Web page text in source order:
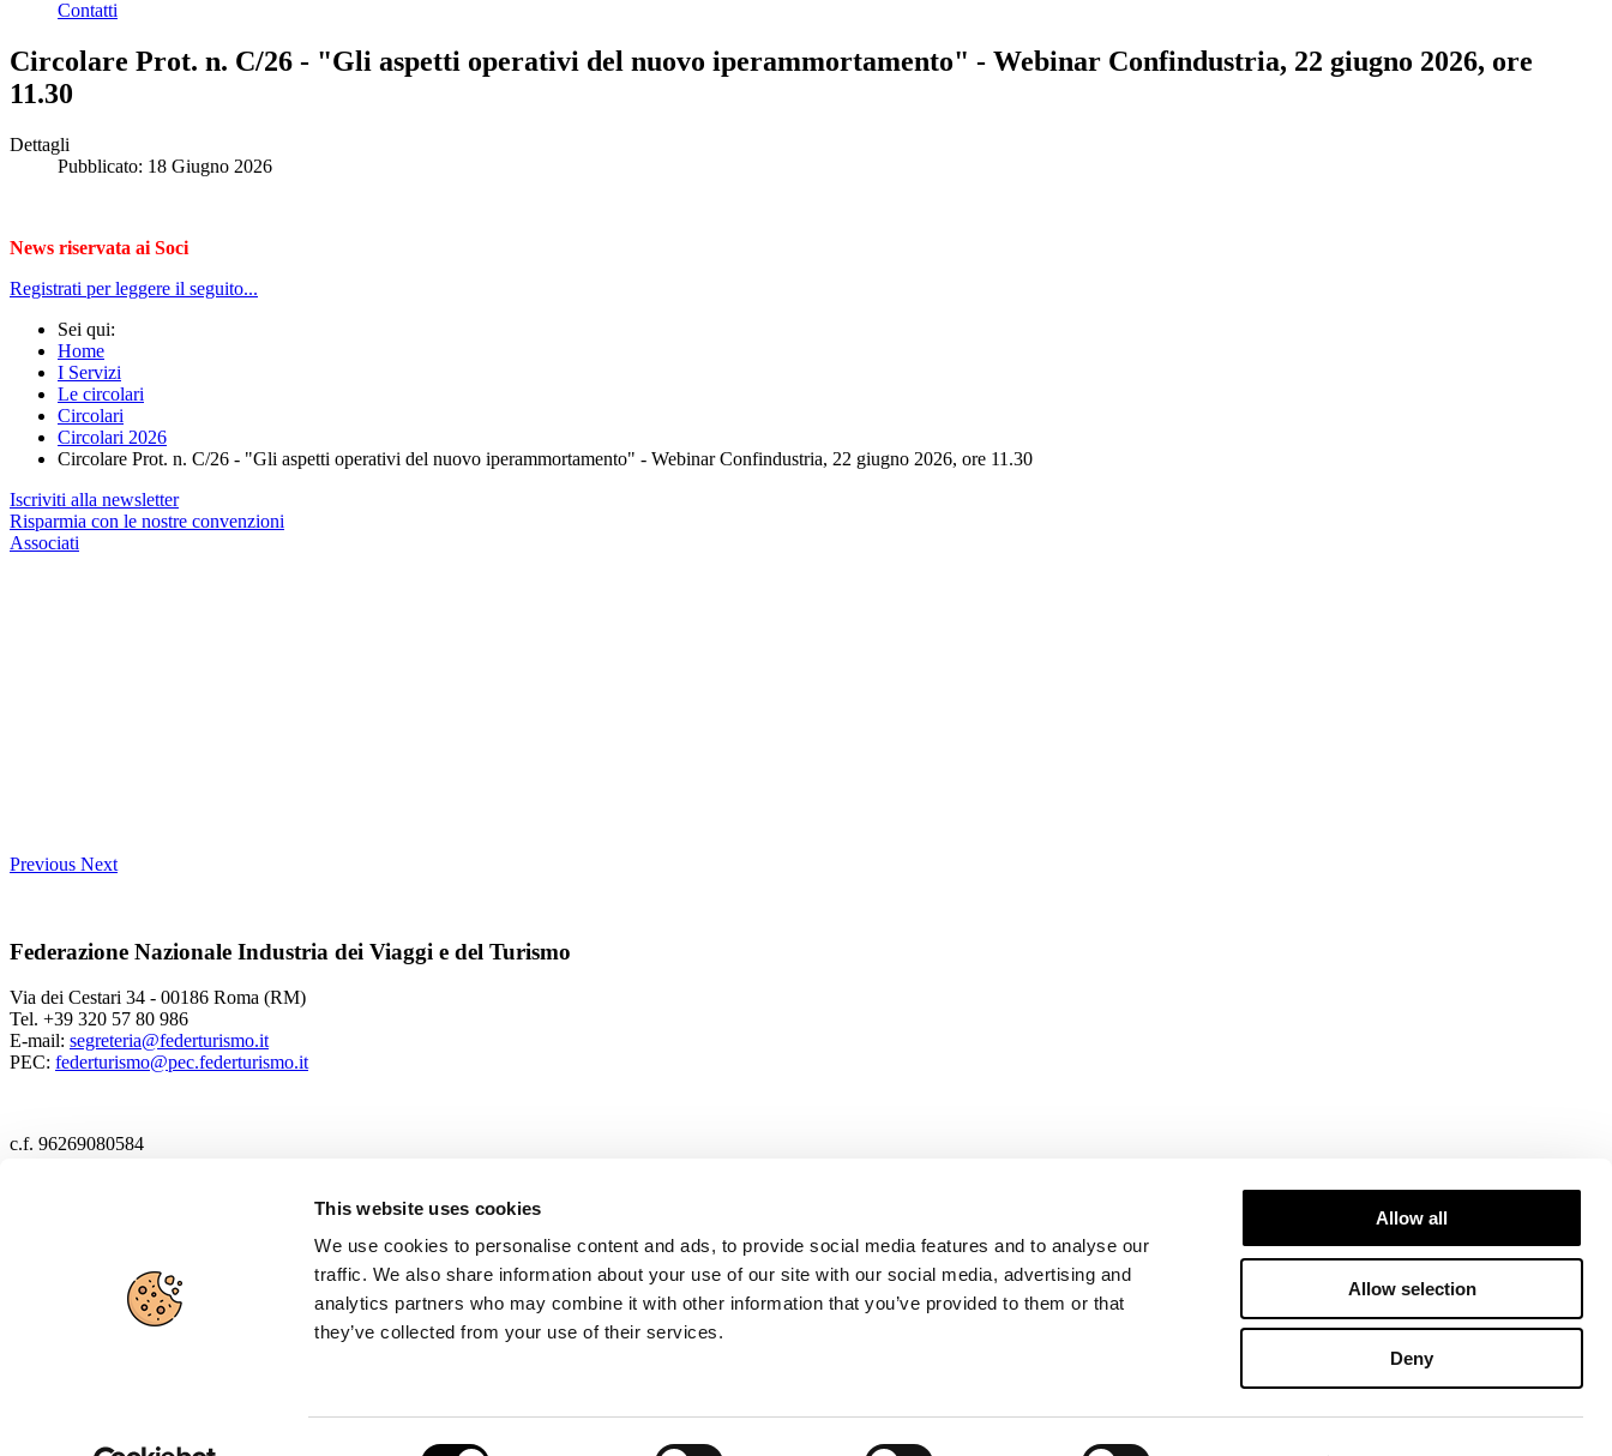
This website uses cookies
We use cookies to personalise content and ads, to provide social media features and to analyse our
traffic. We also share information about your use of our site with our social media, advertising and
analytics partners who may combine it with other information that you’ve provided to them or that
they’ve collected from your use of their services.
Allow all
Allow selection
Deny
Contatti
Circolare Prot. n. C/26 - "Gli aspetti operativi del nuovo iperammortamento" - Webinar Confindustria, 22 giugno 2026, ore
11.30
Dettagli
Pubblicato: 18 Giugno 2026
News riservata ai Soci
Registrati per leggere il seguito...
Sei qui:
Home
I Servizi
Le circolari
Circolari
Circolari 2026
Circolare Prot. n. C/26 - "Gli aspetti operativi del nuovo iperammortamento" - Webinar Confindustria, 22 giugno 2026, ore 11.30
Iscriviti alla newsletter
Risparmia con le nostre convenzioni
Associati
Previous Next
Federazione Nazionale Industria dei Viaggi e del Turismo
Via dei Cestari 34 - 00186 Roma (RM)
Tel. +39 320 57 80 986
E-mail: segreteria@federturismo.it
PEC: federturismo@pec.federturismo.it
c.f. 96269080584
Privacy policy